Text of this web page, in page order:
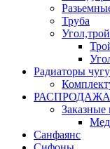
Труба
Радиаторы
Заказные
Санфаянс